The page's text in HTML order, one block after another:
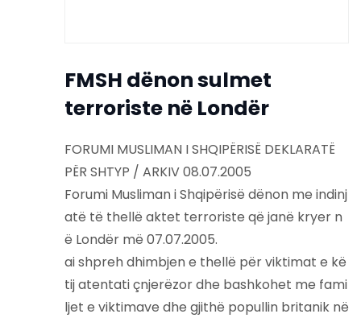
FMSH dënon sulmet
terroriste në Londër
FORUMI MUSLIMAN I SHQIPËRISË DEKLARATË
PËR SHTYP / ARKIV 08.07.2005
Forumi Musliman i Shqipërisë dënon me indinj
atë të thellë aktet terroriste që janë kryer n
ë Londër më 07.07.2005.
ai shpreh dhimbjen e thellë për viktimat e kë
tij atentati çnjerëzor dhe bashkohet me fami
ljet e viktimave dhe gjithë popullin britanik në